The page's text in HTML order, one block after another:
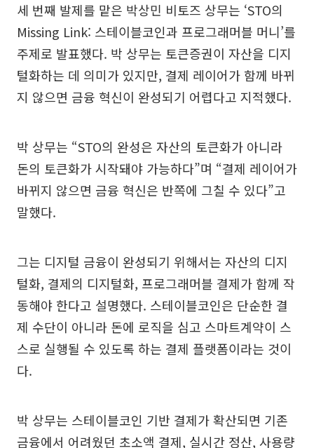
세 번째 발제를 맡은 박상민 비토즈 상무는 ‘STO의
Missing Link: 스테이블코인과 프로그래머블 머니’를
주제로 발표했다. 박 상무는 토큰증권이 자산을 디지
털화하는 데 의미가 있지만, 결제 레이어가 함께 바뀌
지 않으면 금융 혁신이 완성되기 어렵다고 지적했다.
박 상무는 “STO의 완성은 자산의 토큰화가 아니라
돈의 토큰화가 시작돼야 가능하다”며 “결제 레이어가
바뀌지 않으면 금융 혁신은 반쪽에 그칠 수 있다”고
말했다.
그는 디지털 금융이 완성되기 위해서는 자산의 디지
털화, 결제의 디지털화, 프로그래머블 결제가 함께 작
동해야 한다고 설명했다. 스테이블코인은 단순한 결
제 수단이 아니라 돈에 로직을 심고 스마트계약이 스
스로 실행될 수 있도록 하는 결제 플랫폼이라는 것이
다.
박 상무는 스테이블코인 기반 결제가 확산되면 기존
금융에서 어려웠던 초소액 결제, 실시간 정산, 사용량